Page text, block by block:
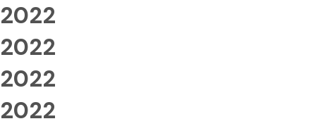
2022
2022
2022
2022